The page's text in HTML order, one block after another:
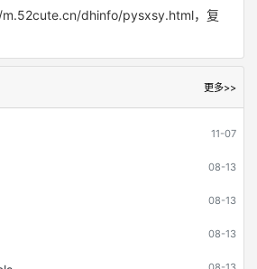
更多>>
11-07
08-13
08-13
08-13
dhinfo/pysxsy.html，复